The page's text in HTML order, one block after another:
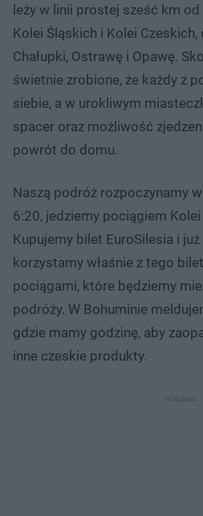
leży w linii prostej sześć km
Kolei Śląskich i Kolei
Chałupki, Ostrawę i Opawę.
świetnie zrobione, że każdy z
siebie, a w urokliwym
spacer oraz możliwość
powrót do domu.
Naszą podróż rozpoczynamy
6:20, jedziemy pociągiem
Kupujemy bilet EuroSilesia i
korzystamy właśnie z tego
pociągami, które będziemy
podróży. W Bohuminie
gdzie mamy godzinę, aby
inne czeskie produkty.